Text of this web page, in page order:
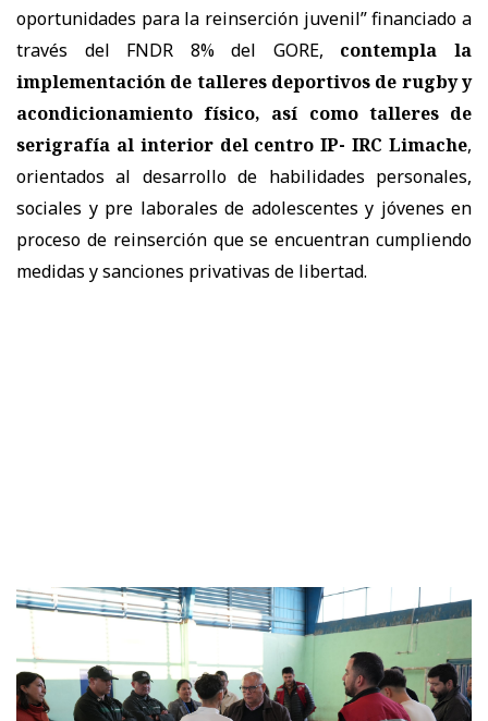
oportunidades para la reinserción juvenil” financiado a
través del FNDR 8% del GORE,
contempla la
implementación de talleres deportivos de rugby y
acondicionamiento físico, así como talleres de
serigrafía al interior del centro IP- IRC Limache,
orientados al desarrollo de habilidades personales,
sociales y pre laborales de adolescentes y jóvenes en
proceso de reinserción que se encuentran cumpliendo
medidas y sanciones privativas de libertad.